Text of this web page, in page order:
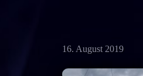
16. August 2019